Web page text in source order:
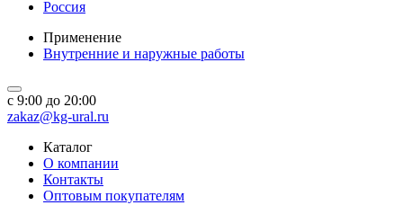
Россия
Применение
Внутренние и наружные работы
c 9:00 до 20:00
zakaz@kg-ural.ru
Каталог
О компании
Контакты
Оптовым покупателям